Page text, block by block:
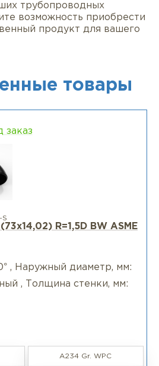
трубопроводных
возможность приобрести
продукт для вашего
товары
заказ
S
R=1,5D BW ASME
, Наружный диаметр, мм:
, Толщина стенки, мм:
A234 Gr. WPC